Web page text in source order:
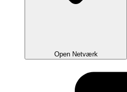
Open Netværk